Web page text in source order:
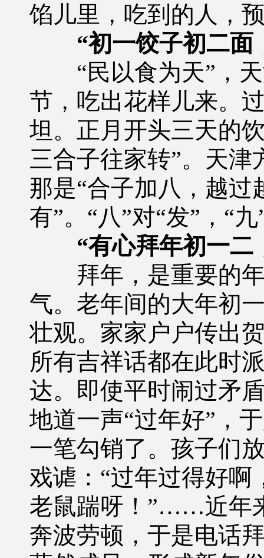
馅儿里，吃到的人，
“初一饺子初二面
“民以食为天”，天
节，吃出花样儿来。
坦。正月开头三天的
三合子往家转”。天津
那是“合子加八，越
有”。“八”对“发”，“
“有心拜年初一二
拜年，是重要的年
气。老年间的大年初
壮观。家家户户传出
所有吉祥话都在此时
达。即使平时闹过矛
地道一声“过年好”，
一笔勾销了。孩子们
戏谑：“过年过得好
老鼠踹呀！”……近年
奔波劳顿，于是电话